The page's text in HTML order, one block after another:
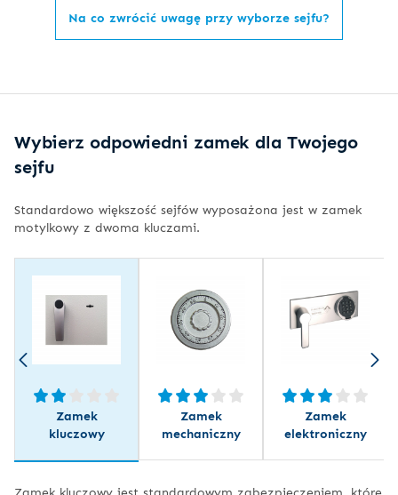
Na co zwrócić uwagę przy wyborze sejfu?
Wybierz odpowiedni zamek dla Twojego
sejfu
Standardowo większość sejfów wyposażona jest w zamek
motylkowy z dwoma kluczami.
Zamek
kluczowy
Zamek
mechaniczny
Zamek
elektroniczny
Zamek kluczowy jest standardowym zabezpieczeniem, które